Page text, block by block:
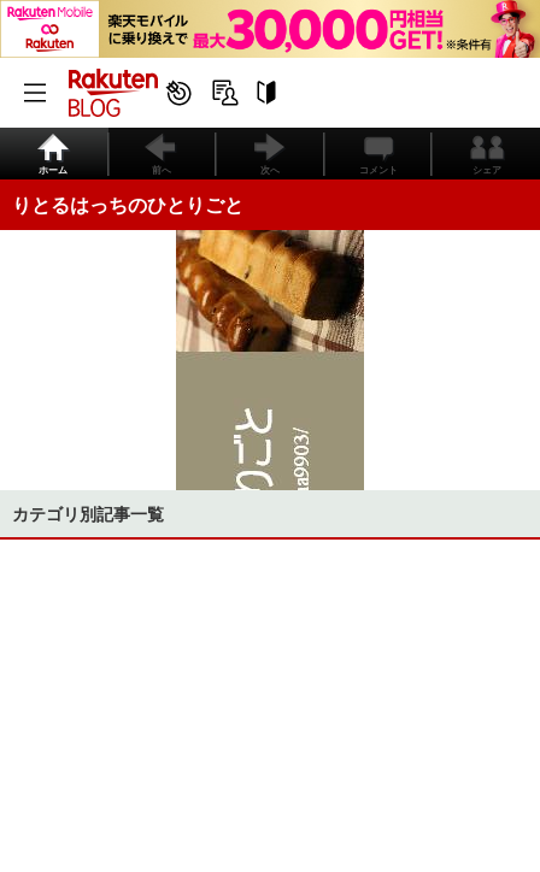
ホーム 前へ 次へ コメント シェア
りとるはっちのひとりごと
カテゴリ別記事一覧